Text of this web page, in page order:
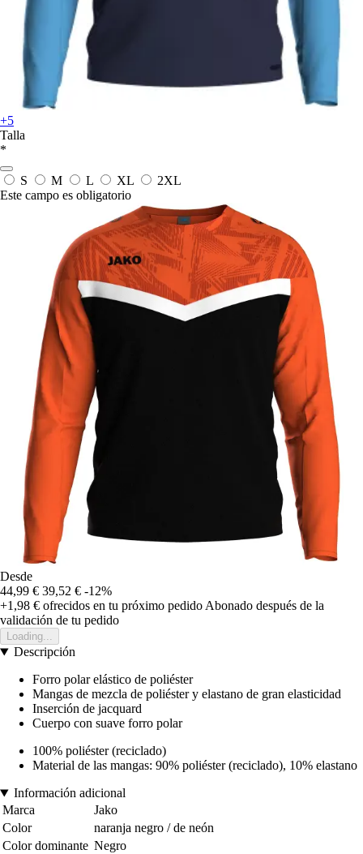
+5
Talla
*
S M L XL
2XL
Este campo es obligatorio
Desde
44,99 € 39,52 € -12%
+1,98 € ofrecidos en tu próximo pedido Abonado después de la
validación de tu pedido
Loading...
Descripción
Forro polar elástico de poliéster
Mangas de mezcla de poliéster y elastano de gran elasticidad
Inserción de jacquard
Cuerpo con suave forro polar
100% poliéster (reciclado)
Material de las mangas: 90% poliéster (reciclado), 10% elastano
Información adicional
Marca
Jako
Color
naranja negro / de neón
Color dominante Negro